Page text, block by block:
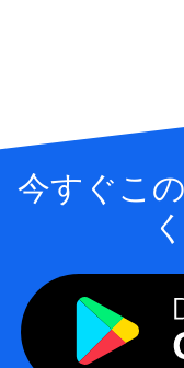
今すぐこ